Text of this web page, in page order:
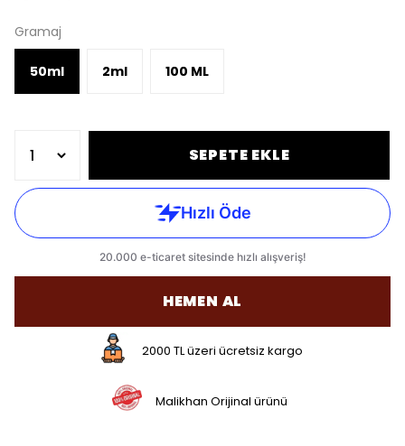
Gramaj
50ml 2ml 100 ML
SEPETE EKLE
HEMEN AL
2000 TL üzeri ücretsiz kargo
Malikhan Orijinal ürünü